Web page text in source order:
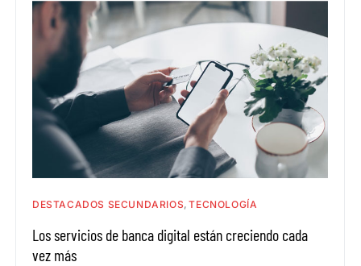
DESTACADOS SECUNDARIOS TECNOLOGÍA
Los servicios de banca digital están creciendo cada
vez más